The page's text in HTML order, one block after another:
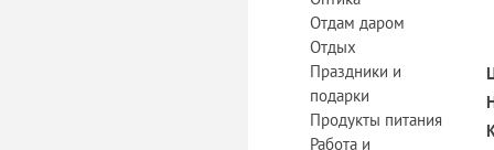
Отдам даром
Отдых
Праздники и
подарки
Продукты питания
Работа и